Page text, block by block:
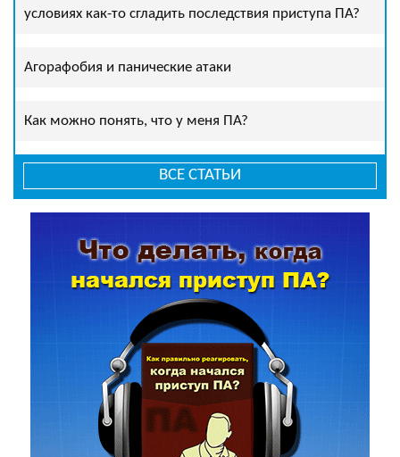
условиях как-то сгладить последствия приступа ПА?
Агорафобия и панические атаки
Как можно понять, что у меня ПА?
ВСЕ СТАТЬИ